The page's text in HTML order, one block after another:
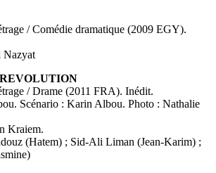
/ Comédie dramatique (2009 EGY).
Nazyat
/ Drame (2011 FRA). Inédit.
Scénario : Karin Albou. Photo : Nathalie
Kraiem.
(Hatem) ; Sid-Ali Liman (Jean-Karim) ;